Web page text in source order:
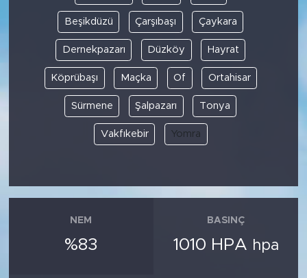
Beşikdüzü Çarşıbaşı Çaykara
Dernekpazarı Düzköy Hayrat
Köprübaşı Maçka Of Ortahisar
Sürmene Şalpazarı Tonya
Vakfıkebir Yomra
NEM
%83
BASINÇ
1010 HPA hpa